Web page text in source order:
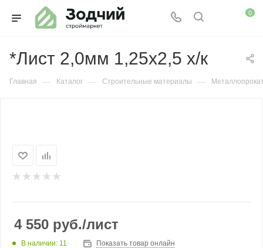
0
*Лист 2,0мм 1,25х2,5 х/к
Главная — Каталог — Строительные материалы —
4 550 руб./лист
В наличии: 11 Показать товар онлайн